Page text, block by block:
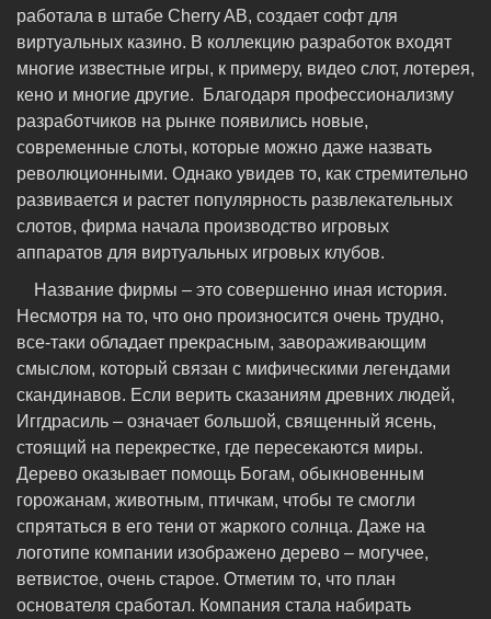
работала в штабе Cherry AB, создает софт для
виртуальных казино. В коллекцию разработок входят
многие известные игры, к примеру, видео слот, лотерея,
кено и многие другие. Благодаря профессионализму
разработчиков на рынке появились новые,
современные слоты, которые можно даже назвать
революционными. Однако увидев то, как стремительно
развивается и растет популярность развлекательных
слотов, фирма начала производство игровых
аппаратов для виртуальных игровых клубов.
Название фирмы – это совершенно иная история.
Несмотря на то, что оно произносится очень трудно,
все-таки обладает прекрасным, завораживающим
смыслом, который связан с мифическими легендами
скандинавов. Если верить сказаниям древних людей,
Иггдрасиль – означает большой, священный ясень,
стоящий на перекрестке, где пересекаются миры.
Дерево оказывает помощь Богам, обыкновенным
горожанам, животным, птичкам, чтобы те смогли
спрятаться в его тени от жаркого солнца. Даже на
логотипе компании изображено дерево – могучее,
ветвистое, очень старое. Отметим то, что план
основателя сработал. Компания стала набирать